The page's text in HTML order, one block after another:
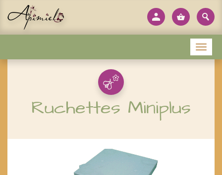
Ruchettes Miniplus
Menu
Panneau de gestion des cookies